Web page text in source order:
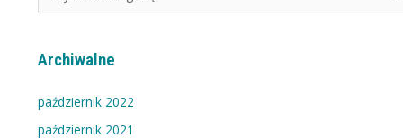
e
o
i
Archiwalne
październik 2022
październik 2021